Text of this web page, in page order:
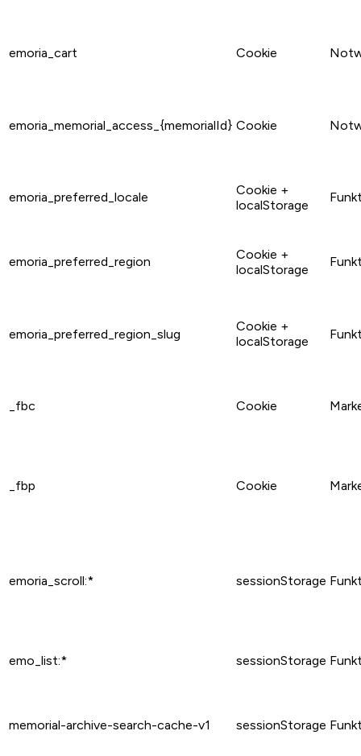
emoria_cart Cookie
emoria_memorial_access_{memorialId} Cookie
emoria_preferred_locale
Cookie +
localStorage
emoria_preferred_region
Cookie +
localStorage
emoria_preferred_region_slug
Cookie +
localStorage
_fbc Cookie
_fbp Cookie
emoria_scroll:* sessionStorage
emo_list:* sessionStorage
memorial-archive-search-cache-v1 sessionStorage